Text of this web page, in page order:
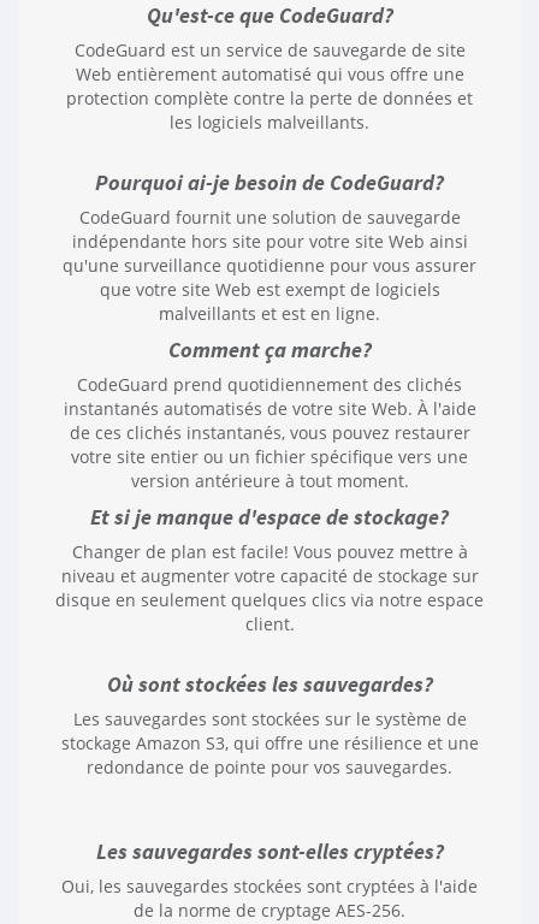
Qu'est-ce que CodeGuard?
CodeGuard est un service de sauvegarde de site
Web entièrement automatisé qui vous offre une
protection complète contre la perte de données et
les logiciels malveillants.
Pourquoi ai-je besoin de CodeGuard?
CodeGuard fournit une solution de sauvegarde
indépendante hors site pour votre site Web ainsi
qu'une surveillance quotidienne pour vous assurer
que votre site Web est exempt de logiciels
malveillants et est en ligne.
Comment ça marche?
CodeGuard prend quotidiennement des clichés
instantanés automatisés de votre site Web. À l'aide
de ces clichés instantanés, vous pouvez restaurer
votre site entier ou un fichier spécifique vers une
version antérieure à tout moment.
Et si je manque d'espace de stockage?
Changer de plan est facile! Vous pouvez mettre à
niveau et augmenter votre capacité de stockage sur
disque en seulement quelques clics via notre espace
client.
Où sont stockées les sauvegardes?
Les sauvegardes sont stockées sur le système de
stockage Amazon S3, qui offre une résilience et une
redondance de pointe pour vos sauvegardes.
Les sauvegardes sont-elles cryptées?
Oui, les sauvegardes stockées sont cryptées à l'aide
de la norme de cryptage AES-256.